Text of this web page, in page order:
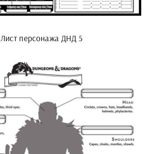
Лист персонажа ДНД 5